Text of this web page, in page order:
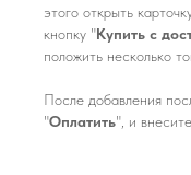
этого открыть
кнопку "Купить с
положить несколько
После добавления
"Оплатить", и